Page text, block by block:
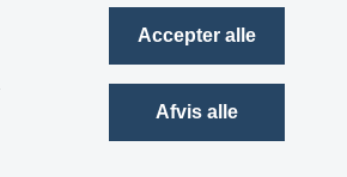
Accepter alle
Afvis alle